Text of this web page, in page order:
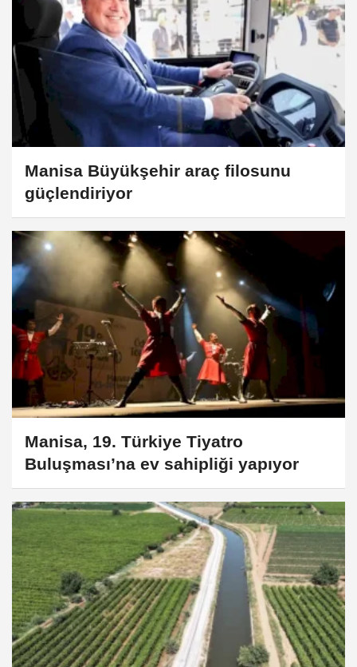
Manisa Büyükşehir araç filosunu
güçlendiriyor
Manisa, 19. Türkiye Tiyatro
Buluşması’na ev sahipliği yapıyor